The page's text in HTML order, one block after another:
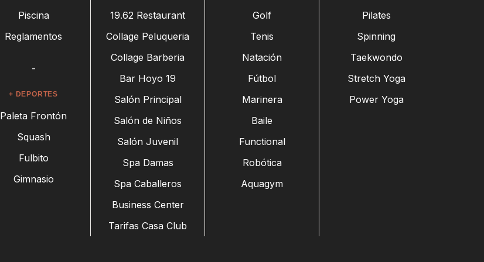
Piscina
Reglamentos
-
+ DEPORTES
Paleta Frontón
Squash
Fulbito
Gimnasio
19.62 Restaurant
Collage Peluqueria
Collage Barberia
Bar Hoyo 19
Salón Principal
Salón de Niños
Salón Juvenil
Spa Damas
Spa Caballeros
Business Center
Tarifas Casa Club
Golf
Tenis
Natación
Fútbol
Marinera
Baile
Functional
Robótica
Aquagym
Pilates
Spinning
Taekwondo
Stretch Yoga
Power Yoga